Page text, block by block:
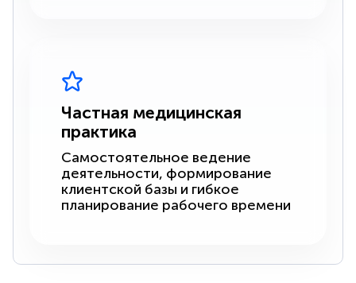
Частная медицинская
практика
Самостоятельное ведение
деятельности, формирование
клиентской базы и гибкое
планирование рабочего времени